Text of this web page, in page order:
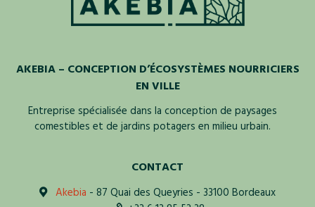
AKEBIA – CONCEPTION D’ÉCOSYSTÈMES NOURRICIERS
EN VILLE
Entreprise spécialisée dans la conception de paysages
comestibles et de jardins potagers en milieu urbain.
CONTACT
Akebia - 87 Quai des Queyries - 33100 Bordeaux